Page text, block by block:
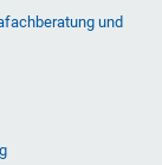
und